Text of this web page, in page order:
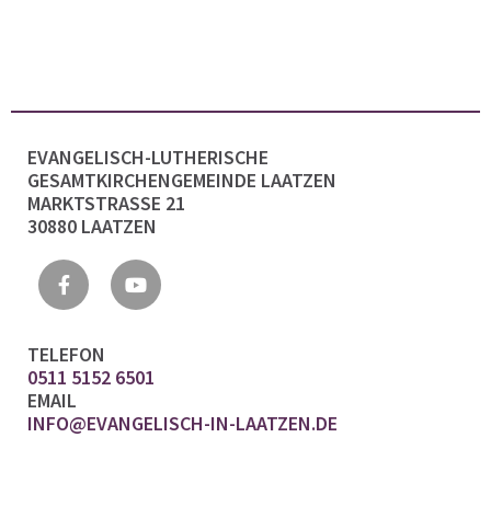
EVANGELISCH-LUTHERISCHE
GESAMTKIRCHENGEMEINDE LAATZEN
MARKTSTRASSE 21
30880 LAATZEN
TELEFON
0511 5152 6501
EMAIL
INFO@EVANGELISCH-IN-LAATZEN.DE